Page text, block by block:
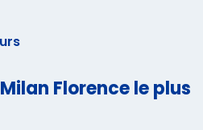
Florence le plus